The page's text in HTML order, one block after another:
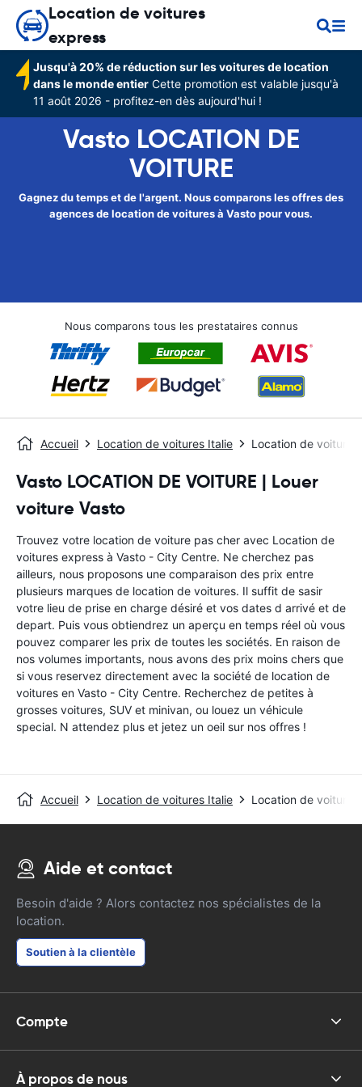
Location de voitures
express
Jusqu'à 20% de réduction sur les voitures de location
dans le monde entier Cette promotion est valable jusqu'à
11 août 2026 - profitez-en dès aujourd'hui !
Vasto LOCATION DE
VOITURE
Gagnez du temps et de l'argent. Nous comparons les offres des
agences de location de voitures à Vasto pour vous.
Nous comparons tous les prestataires connus
Accueil Location de voitures Italie Location de
Vasto LOCATION DE VOITURE | Louer
voiture Vasto
Trouvez votre location de voiture pas cher avec Location de
voitures express à Vasto - City Centre. Ne cherchez pas
ailleurs, nous proposons une comparaison des prix entre
plusieurs marques de location de voitures. Il suffit de sasir
votre lieu de prise en charge désiré et vos dates d arrivé et de
depart. Puis vous obtiendrez un aperçu en temps réel où vous
pouvez comparer les prix de toutes les sociétés. En raison de
nos volumes importants, nous avons des prix moins chers que
si vous reservez directement avec la société de location de
voitures en Vasto - City Centre. Recherchez de petites à
grosses voitures, SUV et minivan, ou louez un véhicule
special. N attendez plus et jetez un oeil sur nos offres !
Accueil Location de voitures Italie Location de
Aide et contact
Besoin d'aide ? Alors contactez nos spécialistes de la
location.
Soutien à la clientèle
Compte
À propos de nous